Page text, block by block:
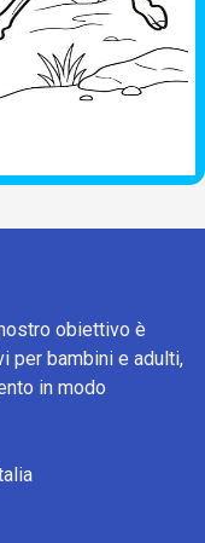
obiettivo è
per bambini e adulti,
in modo